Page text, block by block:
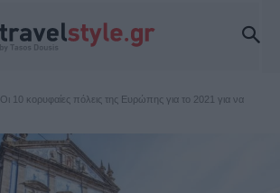
Οι 10 κορυφαίες πόλεις της Ευρώπης για το 2021 για να